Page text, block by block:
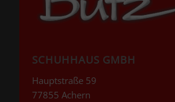
SCHUHHAUS GMBH
Hauptstraße 59
77855 Achern